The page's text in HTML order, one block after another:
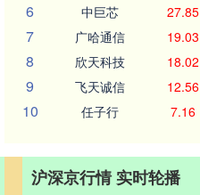
6 中巨芯 27.85
7 广哈通信 19.03
8 欣天科技 18.02
9 飞天诚信 12.56
10 任子行 7.16
沪深京行情 实时轮播